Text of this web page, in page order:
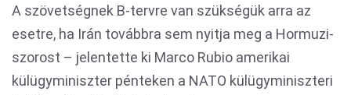
A szövetségnek B-tervre van szükségük arra az
esetre, ha Irán továbbra sem nyitja meg a Hormuzi-
szorost – jelentette ki Marco Rubio amerikai
külügyminiszter pénteken a NATO külügyminiszteri